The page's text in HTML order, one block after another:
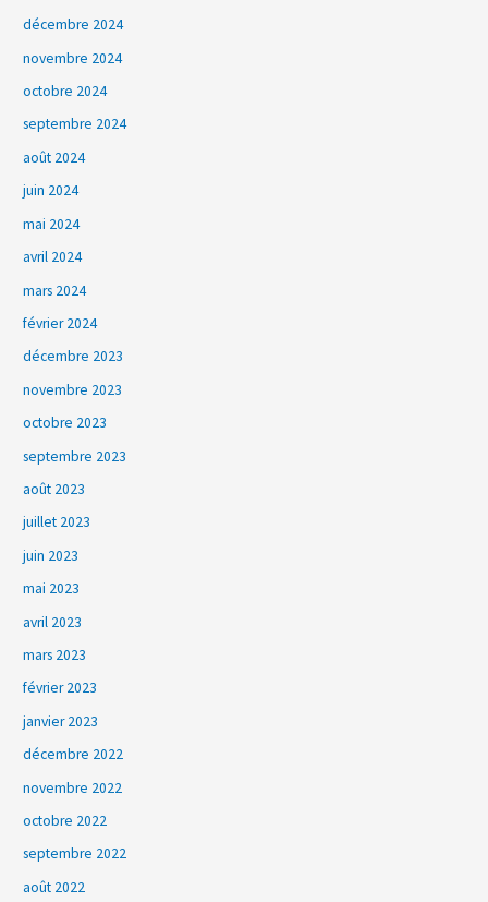
décembre 2024
novembre 2024
octobre 2024
septembre 2024
août 2024
juin 2024
mai 2024
avril 2024
mars 2024
février 2024
décembre 2023
novembre 2023
octobre 2023
septembre 2023
août 2023
juillet 2023
juin 2023
mai 2023
avril 2023
mars 2023
février 2023
janvier 2023
décembre 2022
novembre 2022
octobre 2022
septembre 2022
août 2022